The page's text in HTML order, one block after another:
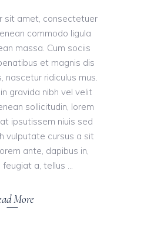
sit amet, consectetuer
commodo ligula
massa. Cum sociis
et magnis dis
nascetur ridiculus mus.
gravida nibh vel velit
sollicitudin, lorem
ipsutissem niuis sed
vulputate cursus a sit
ante, dapibus in,
feugiat a, tellus
More